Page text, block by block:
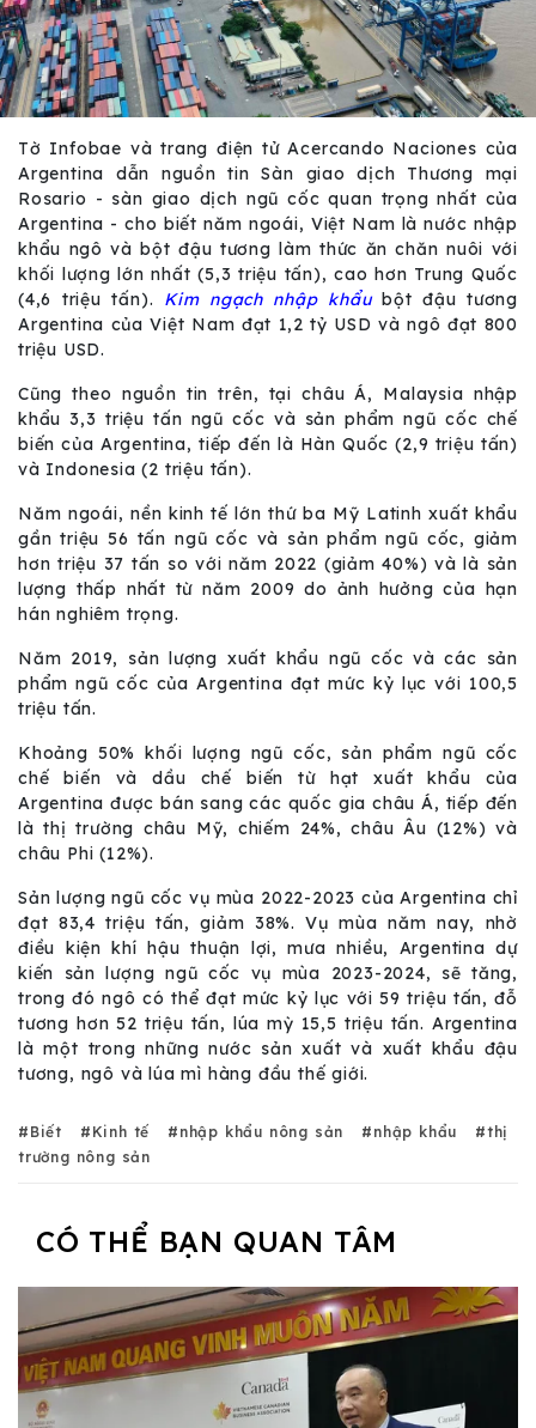
Tờ Infobae và trang điện tử Acercando Naciones của
Argentina dẫn nguồn tin Sàn giao dịch Thương mại
Rosario - sàn giao dịch ngũ cốc quan trọng nhất của
Argentina - cho biết năm ngoái, Việt Nam là nước nhập
khẩu ngô và bột đậu tương làm thức ăn chăn nuôi với
khối lượng lớn nhất (5,3 triệu tấn), cao hơn Trung Quốc
(4,6 triệu tấn). Kim ngạch nhập khẩubột đậu tương
Argentina của Việt Nam đạt 1,2 tỷ USD và ngô đạt 800
triệu USD.
Cũng theo nguồn tin trên, tại châu Á, Malaysia nhập
khẩu 3,3 triệu tấn ngũ cốc và sản phẩm ngũ cốc chế
biến của Argentina, tiếp đến là Hàn Quốc (2,9 triệu tấn)
và Indonesia (2 triệu tấn).
Năm ngoái, nền kinh tế lớn thứ ba Mỹ Latinh xuất khẩu
gần triệu 56 tấn ngũ cốc và sản phẩm ngũ cốc, giảm
hơn triệu 37 tấn so với năm 2022 (giảm 40%) và là sản
lượng thấp nhất từ năm 2009 do ảnh hưởng của hạn
hán nghiêm trọng.
Năm 2019, sản lượng xuất khẩu ngũ cốc và các sản
phẩm ngũ cốc của Argentina đạt mức kỷ lục với 100,5
triệu tấn.
Khoảng 50% khối lượng ngũ cốc, sản phẩm ngũ cốc
chế biến và dầu chế biến từ hạt xuất khẩu của
Argentina được bán sang các quốc gia châu Á, tiếp đến
là thị trường châu Mỹ, chiếm 24%, châu Âu (12%) và
châu Phi (12%).
Sản lượng ngũ cốc vụ mùa 2022-2023 của Argentina chỉ
đạt 83,4 triệu tấn, giảm 38%. Vụ mùa năm nay, nhờ
điều kiện khí hậu thuận lợi, mưa nhiều, Argentina dự
kiến sản lượng ngũ cốc vụ mùa 2023-2024, sẽ tăng,
trong đó ngô có thể đạt mức kỷ lục với 59 triệu tấn, đỗ
tương hơn 52 triệu tấn, lúa mỳ 15,5 triệu tấn. Argentina
là một trong những nước sản xuất và xuất khẩu đậu
tương, ngô và lúa mì hàng đầu thế giới.
Biết Kinh tế nhập khẩu nông sản nhập khẩu
thị
trường nông sản
CÓ THỂ BẠN QUAN TÂM